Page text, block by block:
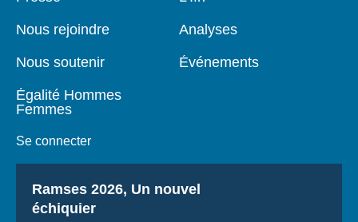
Nous rejoindre
Nous soutenir
Égalité Hommes
Femmes
Se connecter
Analyses
Événements
Titre
Ramses 2026, Un nouvel
échiquier